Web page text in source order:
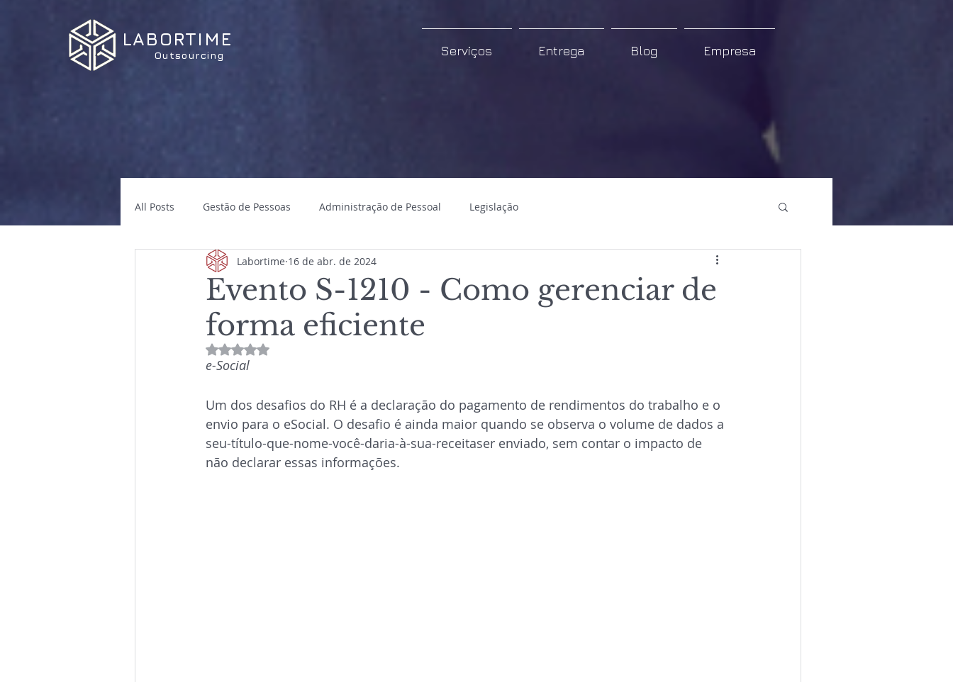
LABORTIME
Outsourcing Serviços Entrega Blog Empresa
All Posts Gestão de Pessoas Administração de Pessoal Legislação
Evento S-1210 - Como gerenciar de
forma eficiente
Labortime 16 de abr. de 2024
Avaliado com NaN de 5 estrelas.
e-Social
Um dos desafios do RH é a declaração do pagamento de rendimentos do trabalho e o
envio para o eSocial. O desafio é ainda maior quando se observa o volume de dados a
seu-título-que-nome-você-daria-à-sua-receitaser enviado, sem contar o impacto de
não declarar essas informações.